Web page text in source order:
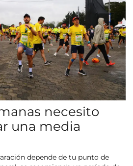
necesito
una media
depende de tu punto de